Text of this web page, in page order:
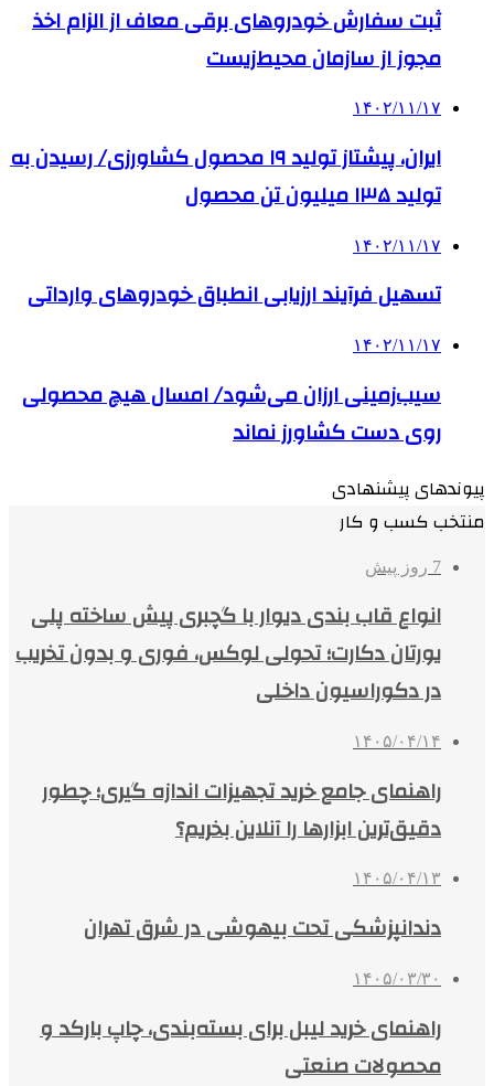
ثبت سفارش خودروهای برقی معاف از الزام اخذ
مجوز از سازمان محیط‌زیست
۱۴۰۲/۱۱/۱۷
ایران، پیشتاز تولید ۱۹ محصول کشاورزی/ رسیدن به
تولید ۱۳۵ میلیون تن محصول
۱۴۰۲/۱۱/۱۷
تسهیل فرآیند ارزیابی انطباق خودروهای وارداتی
۱۴۰۲/۱۱/۱۷
سیب‌زمینی ارزان می‌شود/ امسال هیچ محصولی
روی دست کشاورز نماند
پیوندهای پیشنهادی
منتخب کسب و کار
7 روز پیش
انواع قاب بندی دیوار با گچبری پیش ساخته پلی
یورتان دکارت؛ تحولی لوکس، فوری و بدون تخریب
در دکوراسیون داخلی
۱۴۰۵/۰۴/۱۴
راهنمای جامع خرید تجهیزات اندازه گیری؛ چطور
دقیق‌ترین ابزارها را آنلاین بخریم؟
۱۴۰۵/۰۴/۱۳
دندانپزشکی تحت بیهوشی در شرق تهران
۱۴۰۵/۰۳/۳۰
راهنمای خرید لیبل برای بسته‌بندی، چاپ بارکد و
محصولات صنعتی